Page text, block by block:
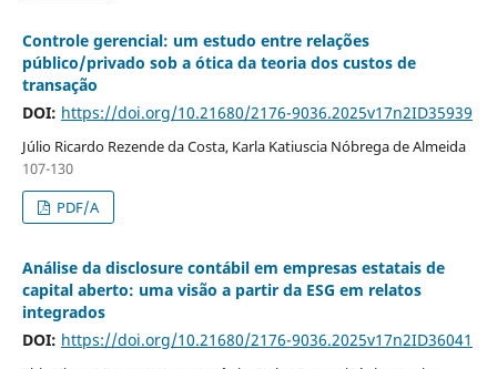
Controle gerencial: um estudo entre relações
público/privado sob a ótica da teoria dos custos de
transação
DOI: https://doi.org/10.21680/2176-9036.2025v17n2ID35939
Júlio Ricardo Rezende da Costa, Karla Katiuscia Nóbrega de Almeida
107-130
PDF/A
Análise da disclosure contábil em empresas estatais de
capital aberto: uma visão a partir da ESG em relatos
integrados
DOI: https://doi.org/10.21680/2176-9036.2025v17n2ID36041